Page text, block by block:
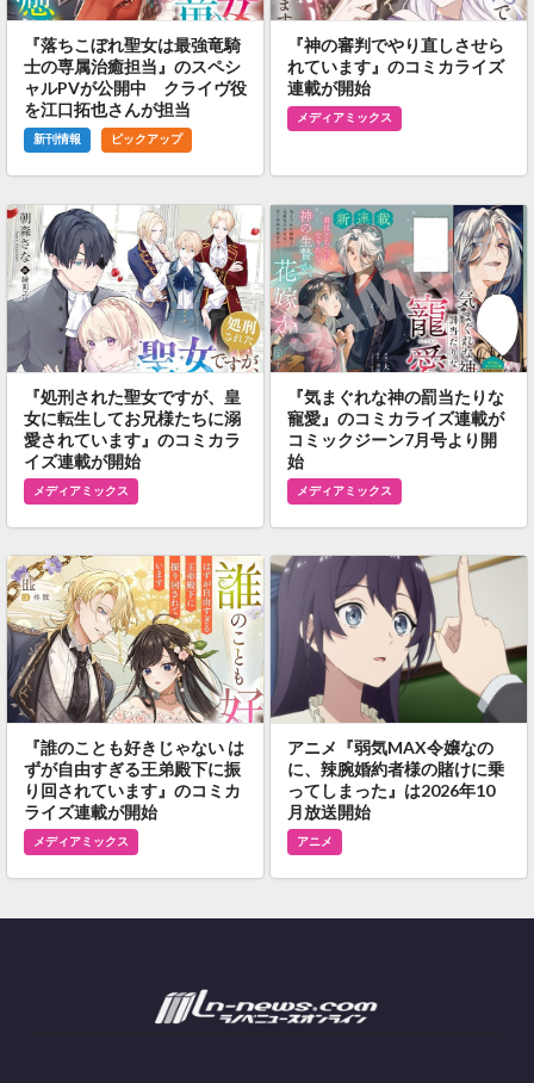
『落ちこぼれ聖女は最強竜騎
士の専属治癒担当』のスペシ
ャルPVが公開中 クライヴ役
を江口拓也さんが担当
新刊情報 ピックアップ
『神の審判でやり直しさせら
れています』のコミカライズ
連載が開始
メディアミックス
『処刑された聖女ですが、皇
女に転生してお兄様たちに溺
愛されています』のコミカラ
イズ連載が開始
メディアミックス
『気まぐれな神の罰当たりな
寵愛』のコミカライズ連載が
コミックジーン7月号より開
始
メディアミックス
『誰のことも好きじゃない は
ずが自由すぎる王弟殿下に振
り回されています』のコミカ
ライズ連載が開始
メディアミックス
アニメ『弱気MAX令嬢なの
に、辣腕婚約者様の賭けに乗
ってしまった』は2026年10
月放送開始
アニメ